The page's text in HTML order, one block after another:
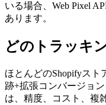
いる場合、Web Pixel
あります。
どのトラッキ
ほとんどのShopifyスト
跡+拡張コンバージョ
は、精度、コスト、複